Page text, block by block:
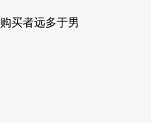
买者远多于男